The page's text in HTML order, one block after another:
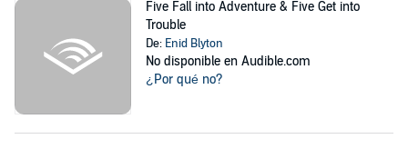
Five Fall into Adventure & Five Get into
Trouble
De: Enid Blyton
No disponible en Audible.com
¿Por qué no?